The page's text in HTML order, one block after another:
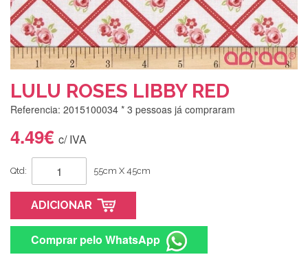
LULU ROSES LIBBY RED
Referencia: 2015100034 * 3 pessoas já compraram
4.49€ c/ IVA
Qtd: 55cm X 45cm
ADICIONAR
Comprar pelo WhatsApp